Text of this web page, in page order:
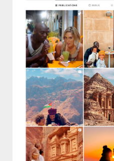
baigner puis de
les montagnes qui vous
et un réel contraste de
rendre au Parc
paradis pour les
C’est un Parc National
avec de nombreux
vous pourrez retrouver
fois du lac Skadar.
Logements
Monténégro